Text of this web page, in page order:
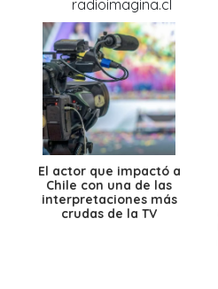
El actor que impactó a
Chile con una de las
interpretaciones más
crudas de la TV